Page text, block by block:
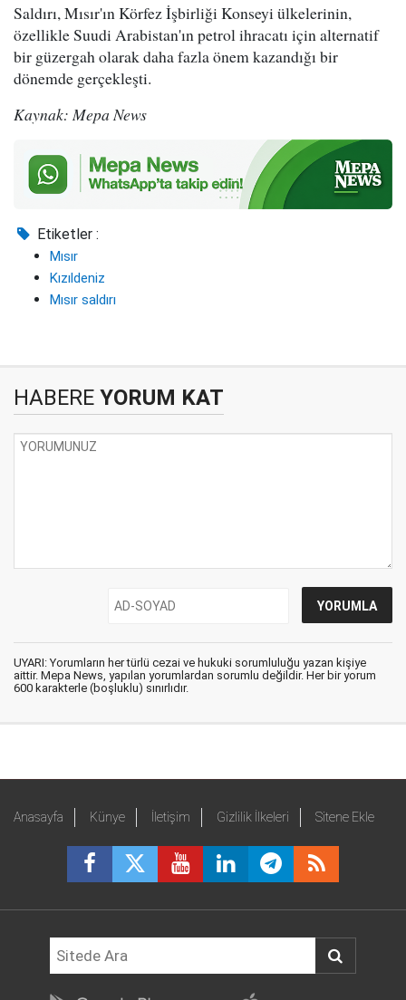
Saldırı, Mısır'ın Körfez İşbirliği Konseyi ülkelerinin,
özellikle Suudi Arabistan'ın petrol ihracatı için alternatif
bir güzergah olarak daha fazla önem kazandığı bir
dönemde gerçekleşti.
Kaynak: Mepa News
Etiketler :
Mısır
Kızıldeniz
Mısır saldırı
HABERE YORUM KAT
UYARI: Yorumların her türlü cezai ve hukuki sorumluluğu yazan kişiye
aittir. Mepa News, yapılan yorumlardan sorumlu değildir. Her bir yorum
600 karakterle (boşluklu) sınırlıdır.
Anasayfa Künye İletişim Gizlilik İlkeleri Sitene Ekle